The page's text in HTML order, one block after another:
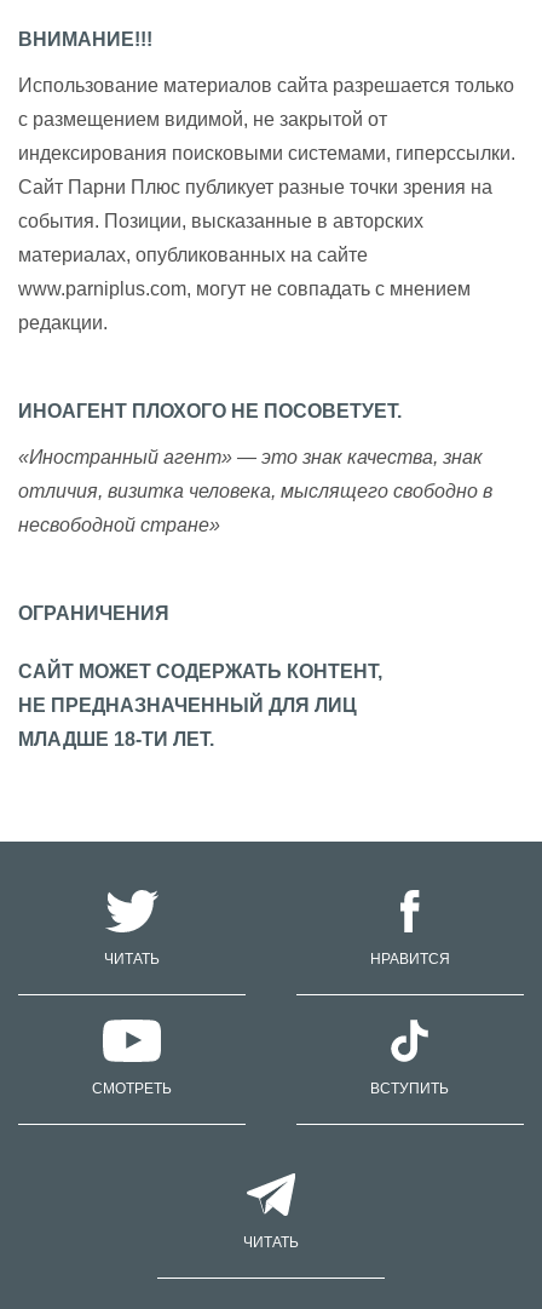
ВНИМАНИЕ!!!
Использование материалов сайта разрешается только
с размещением видимой, не закрытой от
индексирования поисковыми системами, гиперссылки.
Сайт Парни Плюс публикует разные точки зрения на
события. Позиции, высказанные в авторских
материалах, опубликованных на сайте
www.parniplus.com, могут не совпадать с мнением
редакции.
ИНОАГЕНТ ПЛОХОГО НЕ ПОСОВЕТУЕТ.
«Иностранный агент» — это знак качества, знак
отличия, визитка человека, мыслящего свободно в
несвободной стране»
ОГРАНИЧЕНИЯ
САЙТ МОЖЕТ СОДЕРЖАТЬ КОНТЕНТ,
НЕ ПРЕДНАЗНАЧЕННЫЙ ДЛЯ ЛИЦ
МЛАДШЕ 18-ТИ ЛЕТ.
ЧИТАТЬ НРАВИТСЯ
СМОТРЕТЬ ВСТУПИТЬ
ЧИТАТЬ